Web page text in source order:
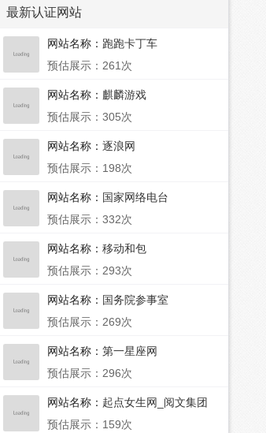
最新认证网站
网站名称： 跑跑卡丁车
预估展示：261次
网站名称： 麒麟游戏
预估展示：305次
网站名称： 逐浪网
预估展示：198次
网站名称： 国家网络电台
预估展示：332次
网站名称： 移动和包
预估展示：293次
网站名称： 国务院参事室
预估展示：269次
网站名称： 第一星座网
预估展示：296次
网站名称： 起点女生网_阅文集团
预估展示：159次